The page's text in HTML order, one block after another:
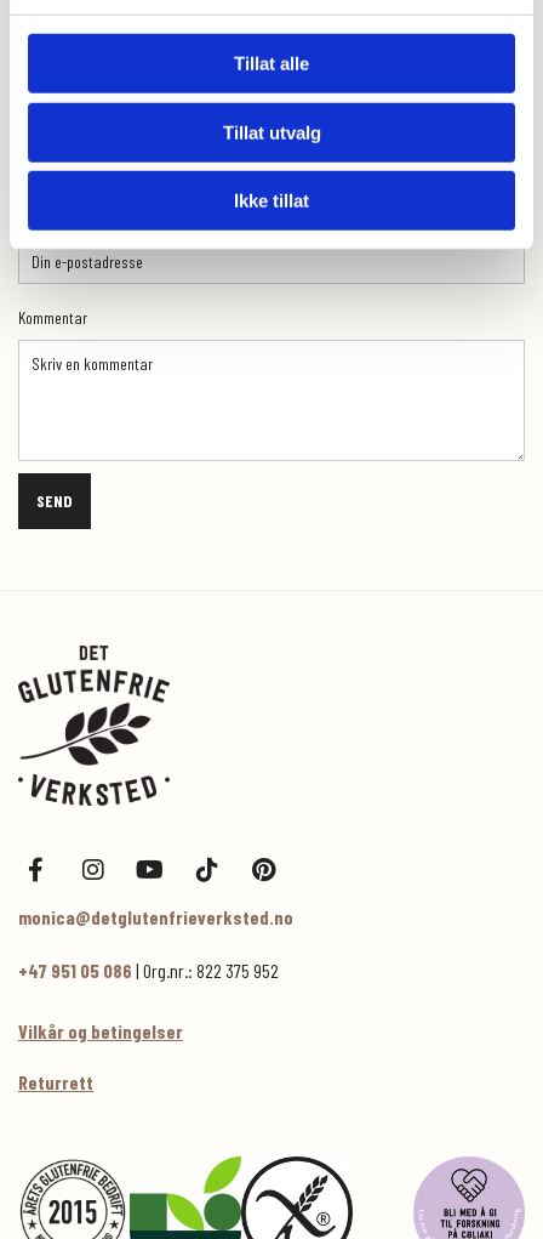
Tillat alle
Tillat utvalg
Ikke tillat
Skriv en kommentar
Kommentar
monica@detglutenfrieverksted.no
+47 951 05 086 | Org.nr.: 822 375 952
Vilkår og betingelser
Returrett